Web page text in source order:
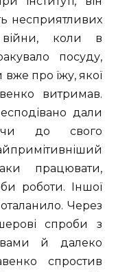
несприятливих
війни, коли в
посуду,
вже про їжу, якої
витримав.
дали
до свого
працювати,
роботи. Іншої
Через
спроби з
й далеко
спростив